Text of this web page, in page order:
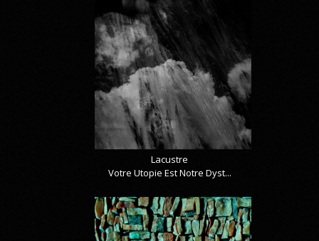
Lacustre
Votre Utopie Est Notre Dyst...